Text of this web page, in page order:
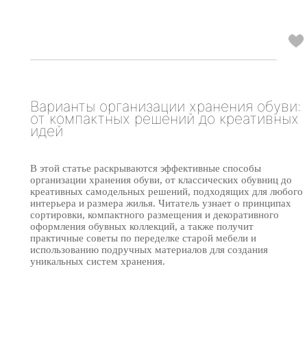
Варианты организации хранения обуви:
от компактных решений до креативных
идей
В этой статье раскрываются эффективные способы
организации хранения обуви, от классических обувниц до
креативных самодельных решений, подходящих для любого
интерьера и размера жилья. Читатель узнает о принципах
сортировки, компактного размещения и декоративного
оформления обувных коллекций, а также получит
практичные советы по переделке старой мебели и
использованию подручных материалов для создания
уникальных систем хранения.